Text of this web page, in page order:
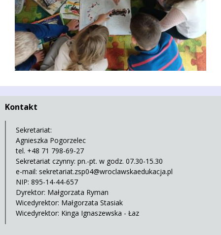
Kontakt
Sekretariat:
Agnieszka Pogorzelec
tel. +48 71 798-69-27
Sekretariat czynny: pn.-pt. w godz. 07.30-15.30
e-mail: sekretariat.zsp04@wroclawskaedukacja.pl
NIP: 895-14-44-657
Dyrektor: Małgorzata Ryman
Wicedyrektor: Małgorzata Stasiak
Wicedyrektor: Kinga Ignaszewska - Łaz